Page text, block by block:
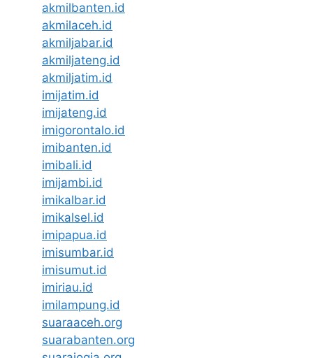
akmilbanten.id
akmilaceh.id
akmiljabar.id
akmiljateng.id
akmiljatim.id
imijatim.id
imijateng.id
imigorontalo.id
imibanten.id
imibali.id
imijambi.id
imikalbar.id
imikalsel.id
imipapua.id
imisumbar.id
imisumut.id
imiriau.id
imilampung.id
suaraaceh.org
suarabanten.org